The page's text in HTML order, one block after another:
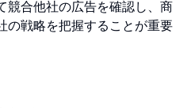
競合他社の広告を確認し、商
の戦略を把握することが重要